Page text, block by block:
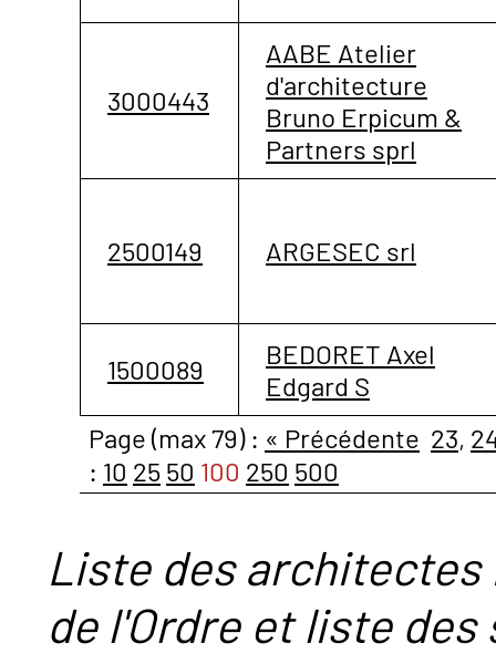
3000443
AABE Atelier
d'architecture
Bruno Erpicum &
Partners sprl
2500149 ARGESEC srl
1500089
BEDORET Axel
Edgard S
Page (max 79) : « Précédente 23,
: 10 25 50 100 250 500
Liste des
de l'Ordre et liste